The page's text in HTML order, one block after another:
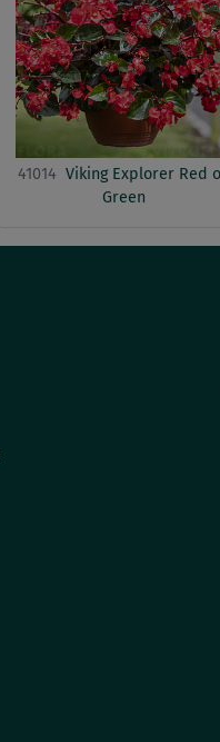
41014 Viking Explorer Red
Green